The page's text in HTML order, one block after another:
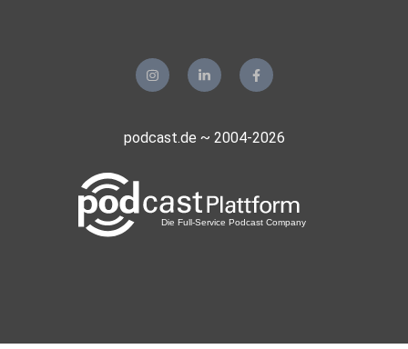
podcast.de ~ 2004-2026